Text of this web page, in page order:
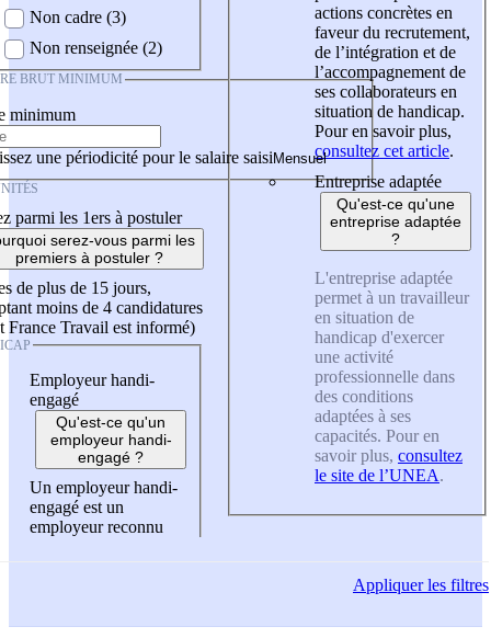
Non cadre (3)
Non renseignée (2)
BRUT MINIMUM
minimum
une périodicité pour le salaire saisi
parmi les 1ers à postuler
serez-vous parmi les
premiers à postuler ?
de plus de 15 jours,
moins de 4 candidatures
France Travail est informé)
Employeur handi-
engagé
Qu'est-ce qu'un
employeur handi-
engagé ?
Un employeur handi-
engagé est un
employeur reconnu
actions concrètes en
faveur du recrutement,
de l’intégration et de
l’accompagnement de
ses collaborateurs en
situation de handicap.
Pour en savoir plus,
consultez cet article.
Entreprise adaptée
Qu'est-ce qu'une
entreprise adaptée
?
L'entreprise adaptée
permet à un travailleur
en situation de
handicap d'exercer
une activité
professionnelle dans
des conditions
adaptées à ses
capacités. Pour en
savoir plus, consultez
le site de l’UNEA.
Appliquerles filtres